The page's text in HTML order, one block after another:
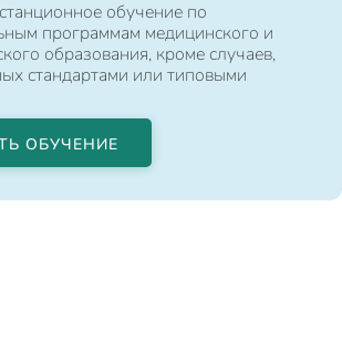
обучение по
программам медицинского и
образования, кроме случаев,
стандартами или типовыми
ОБУЧЕНИЕ